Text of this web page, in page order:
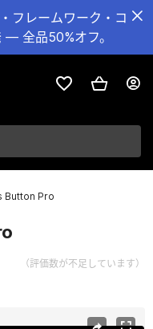
フレームワーク・コ
— 全品50%オフ。
Button Pro
（評価数が不足しています）